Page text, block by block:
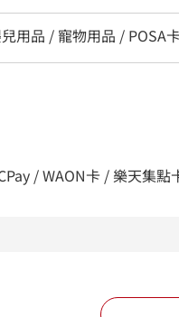
用品 / 寵物用品 / POSA
/ WAON卡 / 樂天集